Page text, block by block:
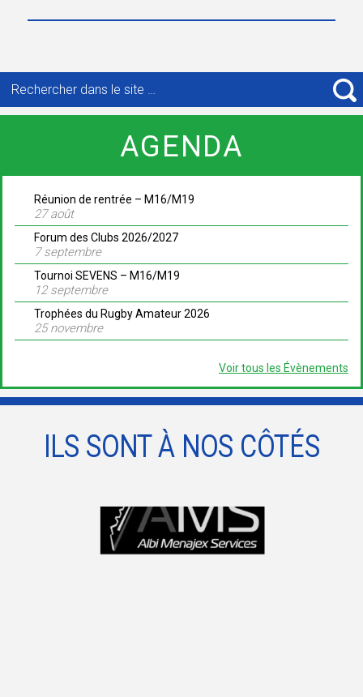
pour
:
AGENDA
Réunion de rentrée – M16/M19
27 août
Forum des Clubs 2026/2027
7 septembre
Tournoi SEVENS – M16/M19
12 septembre
Trophées du Rugby Amateur 2026
25 novembre
Voir tous les Évènements
ILS SONT À NOS CÔTÉS